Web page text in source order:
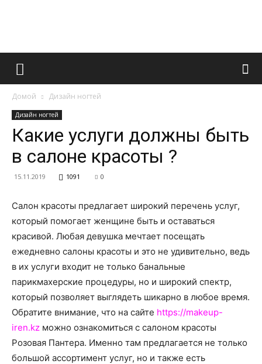
Французский
и
все
о
нем
Домой Дизайн ногтей
Дизайн ногтей
Какие услуги должны быть
в салоне красоты ?
15.11.2019 1091 0
Салон красоты предлагает широкий перечень услуг,
который помогает женщине быть и оставаться
красивой. Любая девушка мечтает посещать
ежедневно салоны красоты и это не удивительно, ведь
в их услуги входит не только банальные
парикмахерские процедуры, но и широкий спектр,
который позволяет выглядеть шикарно в любое время.
Обратите внимание, что на сайте https://makeup-
iren.kz можно ознакомиться с салоном красоты
Розовая Пантера. Именно там предлагается не только
большой ассортимент услуг, но и также есть